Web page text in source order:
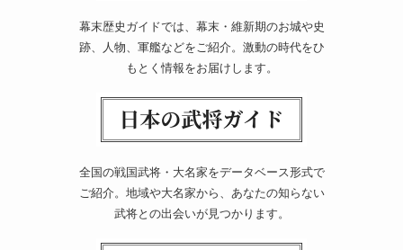
幕末歴史ガイドでは、幕末・維新期のお城や史
跡、人物、軍艦などをご紹介。激動の時代をひ
もとく情報をお届けします。
全国の戦国武将・大名家をデータベース形式で
ご紹介。地域や大名家から、あなたの知らない
武将との出会いが見つかります。